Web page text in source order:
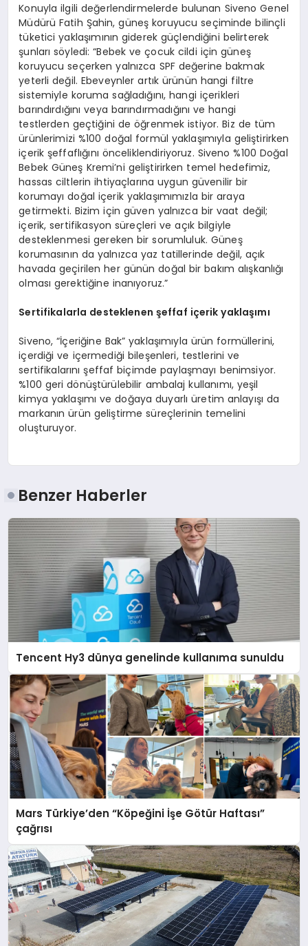
Konuyla ilgili değerlendirmelerde bulunan Siveno Genel
Müdürü Fatih Şahin, güneş koruyucu seçiminde bilinçli
tüketici yaklaşımının giderek güçlendiğini belirterek
şunları söyledi: “Bebek ve çocuk cildi için güneş
koruyucu seçerken yalnızca SPF değerine bakmak
yeterli değil. Ebeveynler artık ürünün hangi filtre
sistemiyle koruma sağladığını, hangi içerikleri
barındırdığını veya barındırmadığını ve hangi
testlerden geçtiğini de öğrenmek istiyor. Biz de tüm
ürünlerimizi %100 doğal formül yaklaşımıyla geliştirirken
içerik şeffaflığını önceliklendiriyoruz. Siveno %100 Doğal
Bebek Güneş Kremi’ni geliştirirken temel hedefimiz,
hassas ciltlerin ihtiyaçlarına uygun güvenilir bir
korumayı doğal içerik yaklaşımımızla bir araya
getirmekti. Bizim için güven yalnızca bir vaat değil;
içerik, sertifikasyon süreçleri ve açık bilgiyle
desteklenmesi gereken bir sorumluluk. Güneş
korumasının da yalnızca yaz tatillerinde değil, açık
havada geçirilen her günün doğal bir bakım alışkanlığı
olması gerektiğine inanıyoruz.”
Sertifikalarla desteklenen şeffaf içerik yaklaşımı
Siveno, “İçeriğine Bak” yaklaşımıyla ürün formüllerini,
içerdiği ve içermediği bileşenleri, testlerini ve
sertifikalarını şeffaf biçimde paylaşmayı benimsiyor.
%100 geri dönüştürülebilir ambalaj kullanımı, yeşil
kimya yaklaşımı ve doğaya duyarlı üretim anlayışı da
markanın ürün geliştirme süreçlerinin temelini
oluşturuyor.
Benzer Haberler
Tencent Hy3 dünya genelinde kullanıma sunuldu
Mars Türkiye’den “Köpeğini İşe Götür Haftası”
çağrısı